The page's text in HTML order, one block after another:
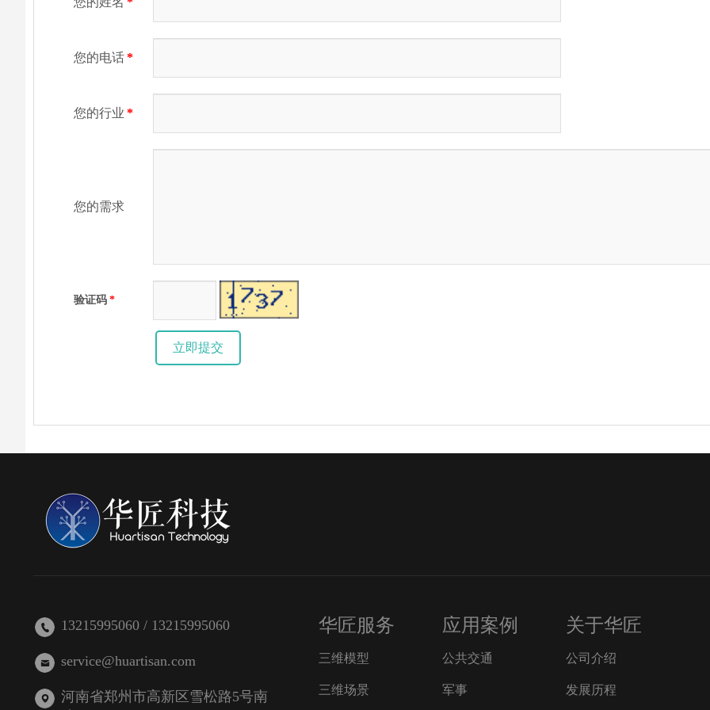
您的电话*
您的行业 *
您的需求
验证码 *
13215995060 / 13215995060
service@huartisan.com
河南省郑州市高新区雪松路5号南
华匠服务
三维模型
三维场景
应用案例
公共交通
军事
关于华匠
公司介绍
发展历程